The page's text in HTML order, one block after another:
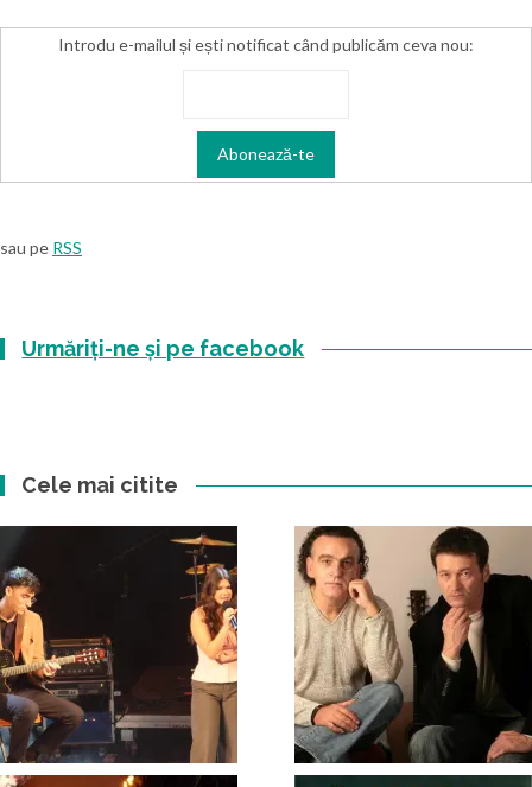
Introdu e-mailul și ești notificat când publicăm ceva nou:
sau pe RSS
Urmăriți-ne și pe facebook
Cele mai citite